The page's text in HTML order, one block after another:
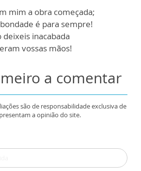
mim a obra começada;
é para sempre!
deixeis inacabada
vossas mãos!
a comentar
são de responsabilidade exclusiva de
a opinião do site.